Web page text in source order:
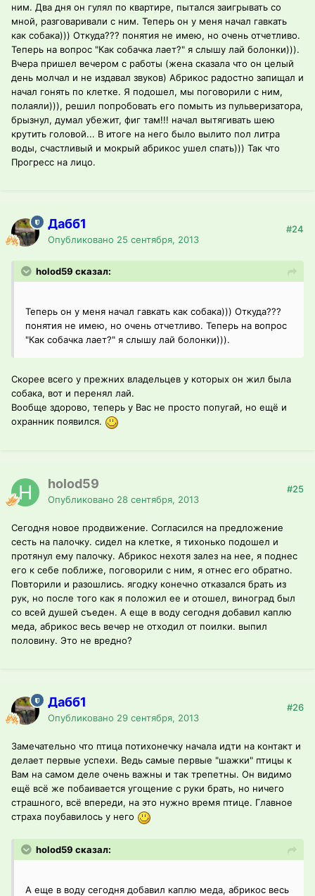
ним. Два дня он гулял по квартире, пытался заигрывать со
мной, разговаривали с ним. Теперь он у меня начал гавкать
как собака))) Откуда??? понятия не имею, но очень отчетливо.
Теперь на вопрос "Как собачка лает?" я слышу лай болонки))).
Вчера пришел вечером с работы (жена сказала что он целый
день молчал и не издавал звуков) Абрикос радостно запищал и
начал гонять по клетке. Я подошел, мы поговорили с ним,
полаяли))), решил попробовать его помыть из пульверизатора,
брызнул, думал убежит, фиг там!!! начал вытягивать шею
крутить головой... В итоге на него было вылито пол литра
воды, счастливый и мокрый абрикос ушел спать))) Так что
Прогресс на лицо.
Дабб1
Опубликовано 25 сентября, 2013
#24
holod59 сказал:
Теперь он у меня начал гавкать как собака))) Откуда???
понятия не имею, но очень отчетливо. Теперь на вопрос
"Как собачка лает?" я слышу лай болонки))).
Скорее всего у прежних владельцев у которых он жил была
собака, вот и перенял лай.
Вообще здорово, теперь у Вас не просто попугай, но ещё и
охранник появился.
holod59
Опубликовано 28 сентября, 2013
#25
Сегодня новое продвижение. Согласился на предложение
сесть на палочку. сидел на клетке, я тихонько подошел и
протянул ему палочку. Абрикос нехотя залез на нее, я поднес
его к себе поближе, поговорили с ним, я отнес его обратно.
Повторили и разошлись. ягодку конечно отказался брать из
рук, но после того как я положил ее и отошел, виноград был
со всей душей съеден. А еще в воду сегодня добавил каплю
меда, абрикос весь вечер не отходил от поилки. выпил
половину. Это не вредно?
Дабб1
Опубликовано 29 сентября, 2013
#26
Замечательно что птица потихонечку начала идти на контакт и
делает первые успехи. Ведь самые первые "шажки" птицы к
Вам на самом деле очень важны и так трепетны. Он видимо
ещё всё же побаивается угощение с руки брать, но ничего
страшного, всё впереди, на это нужно время птице. Главное
страха поубавилось у него
holod59 сказал:
А еще в воду сегодня добавил каплю меда, абрикос весь